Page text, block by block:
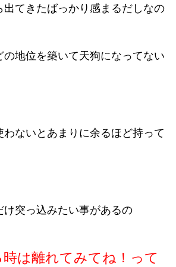
出てきたばっかり感まるだしなの
の地位を築いて天狗になってない
わないとあまりに余るほど持って
け突っ込みたい事があるの
は離れてみてね！って